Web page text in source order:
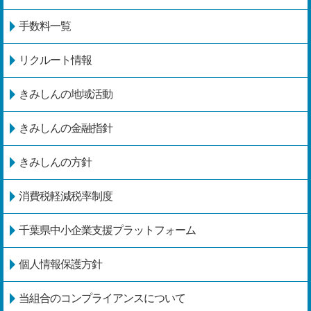
手数料一覧
リクルート情報
きみしんの地域活動
きみしんの金融指針
きみしんの方針
消費税軽減税率制度
千葉県中小企業支援プラットフォーム
個人情報保護方針
当組合のコンプライアンスについて